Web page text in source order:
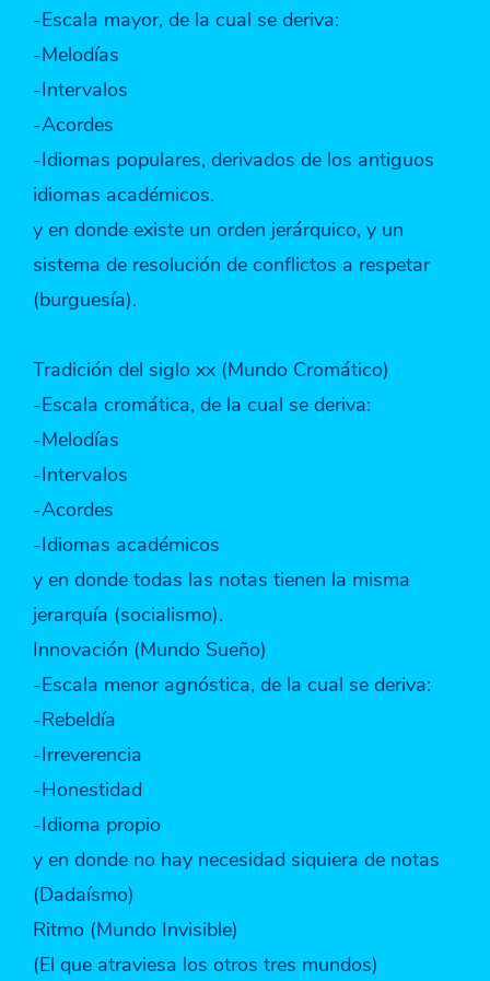
-Escala mayor, de la cual se deriva:
-Melodías
-Intervalos
-Acordes
-Idiomas populares, derivados de los antiguos
idiomas académicos.
y en donde existe un orden jerárquico, y un
sistema de resolución de conflictos a respetar
(burguesía).
Tradición del siglo xx (Mundo Cromático)
-Escala cromática, de la cual se deriva:
-Melodías
-Intervalos
-Acordes
-Idiomas académicos
y en donde todas las notas tienen la misma
jerarquía (socialismo).
Innovación (Mundo Sueño)
-Escala menor agnóstica, de la cual se deriva:
-Rebeldía
-Irreverencia
-Honestidad
-Idioma propio
y en donde no hay necesidad siquiera de notas
(Dadaísmo)
Ritmo (Mundo Invisible)
(El que atraviesa los otros tres mundos)